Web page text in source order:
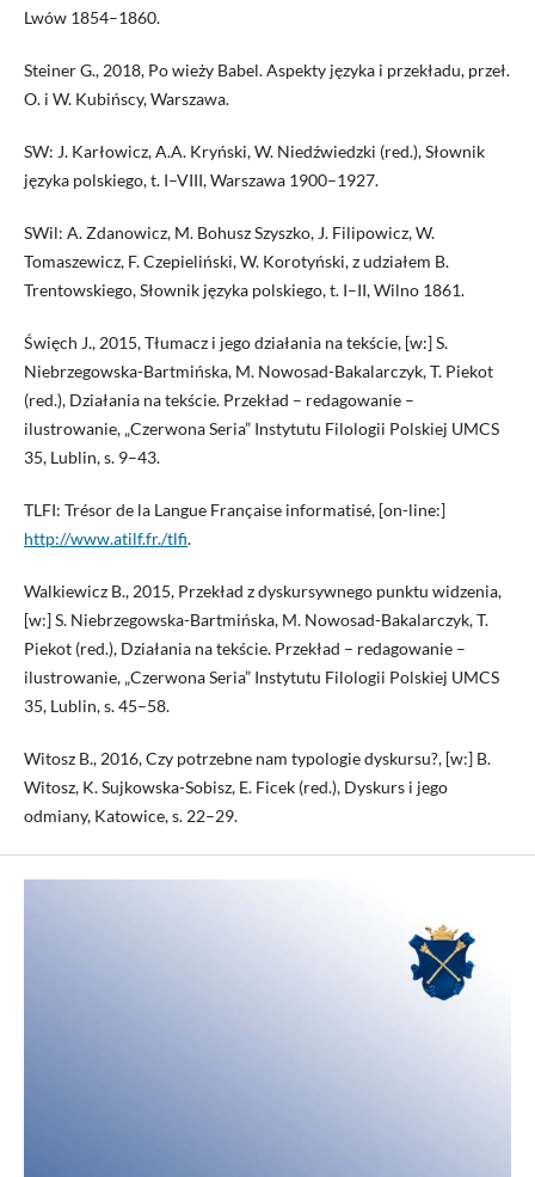
Lwów 1854–1860.
Steiner G., 2018, Po wieży Babel. Aspekty języka i przekładu, przeł.
O. i W. Kubińscy, Warszawa.
SW: J. Karłowicz, A.A. Kryński, W. Niedźwiedzki (red.), Słownik
języka polskiego, t. I–VIII, Warszawa 1900–1927.
SWil: A. Zdanowicz, M. Bohusz Szyszko, J. Filipowicz, W.
Tomaszewicz, F. Czepieliński, W. Korotyński, z udziałem B.
Trentowskiego, Słownik języka polskiego, t. I–II, Wilno 1861.
Święch J., 2015, Tłumacz i jego działania na tekście, [w:] S.
Niebrzegowska-Bartmińska, M. Nowosad-Bakalarczyk, T. Piekot
(red.), Działania na tekście. Przekład – redagowanie –
ilustrowanie, „Czerwona Seria” Instytutu Filologii Polskiej UMCS
35, Lublin, s. 9–43.
TLFI: Trésor de la Langue Française informatisé, [on-line:]
http://www.atilf.fr./tlfi.
Walkiewicz B., 2015, Przekład z dyskursywnego punktu widzenia,
[w:] S. Niebrzegowska-Bartmińska, M. Nowosad-Bakalarczyk, T.
Piekot (red.), Działania na tekście. Przekład – redagowanie –
ilustrowanie, „Czerwona Seria” Instytutu Filologii Polskiej UMCS
35, Lublin, s. 45–58.
Witosz B., 2016, Czy potrzebne nam typologie dyskursu?, [w:] B.
Witosz, K. Sujkowska-Sobisz, E. Ficek (red.), Dyskurs i jego
odmiany, Katowice, s. 22–29.